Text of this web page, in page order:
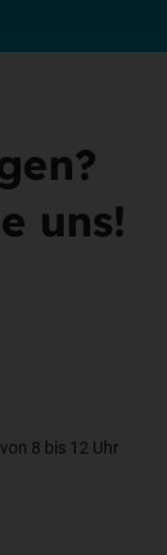
uns!
8 bis 12 Uhr